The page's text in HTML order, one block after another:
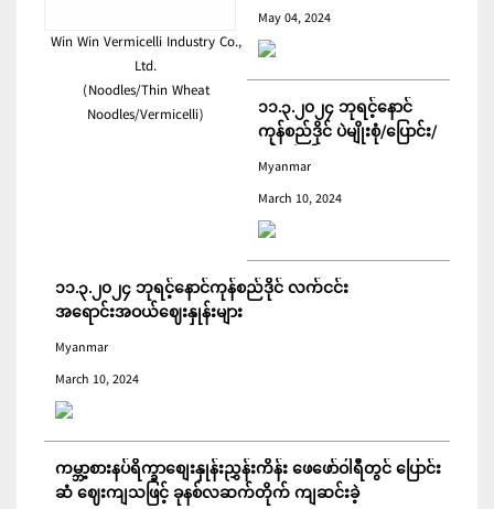
Win Win Vermicelli Industry Co.,
Ltd.
(Noodles/Thin Wheat
Noodles/Vermicelli)
May 04, 2024
၁၁.၃.၂၀၂၄ ဘုရင့်နောင်
ကုန်စည်ဒိုင် ပဲမျိုးစုံ/ပြောင်း/
နှမ်းတို့၏ FOB (USD)
ဈေးနှုန်းများ
Myanmar
March 10, 2024
၁၁.၃.၂၀၂၄ ဘုရင့်နောင်ကုန်စည်ဒိုင် လက်ငင်း
အရောင်းအဝယ်ဈေးနှုန်းများ
Myanmar
March 10, 2024
ကမ္ဘာ့စားနပ်ရိက္ခာစျေးနှုန်းညွှန်းကိန်း ဖေဖော်ဝါရီတွင် ပြောင်း
ဆံ ဈေးကျသဖြင့် ခုနစ်လဆက်တိုက် ကျဆင်းခဲ့